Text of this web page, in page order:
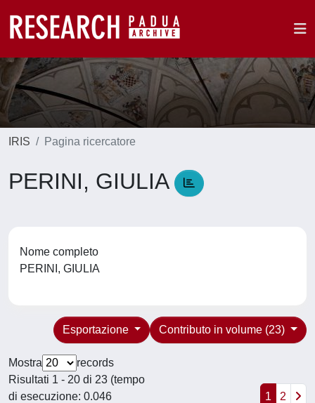
IRIS Pagina ricercatore
PERINI, GIULIA
Nome completo
PERINI, GIULIA
Contributo in volume (23)
Esportazione
Mostra
records
Risultati 1 - 20 di 23 (tempo
di esecuzione: 0.046
1 2